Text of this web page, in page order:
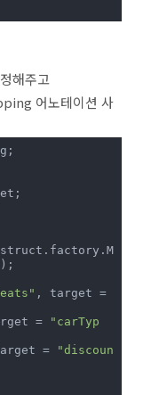
해주고
어노테이션 사
, target =
=
"carTyp
=
"discoun